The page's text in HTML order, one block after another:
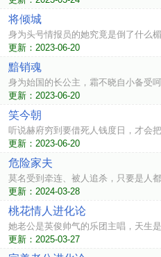
将倾城
身为头号情报员的她究竟是倒了什么
更新：2023-06-20
黯销魂
身为始国的长公主，霜不晓自小备受
更新：2023-06-20
笑今朝
听说赫府穷到要借死人钱度日，才会
更新：2023-06-20
危险家夫
莫名受到牵连、被人追杀，只要是人
更新：2024-03-28
桃花情人进化论
她老公是英俊帅气的乐团主唱，天生
更新：2025-03-27